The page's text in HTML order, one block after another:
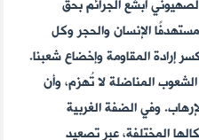
أبشع الجرائم بحق
الإنسان والحجر وكل
إرادة المقاومة وإخضاع شعبنا.
المناضلة لا تُهزم، وأن
وفي الضفة الغربية
المختلفة، عبر تصعيد